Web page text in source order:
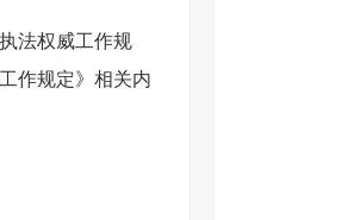
法权威工作规
作规定》相关内